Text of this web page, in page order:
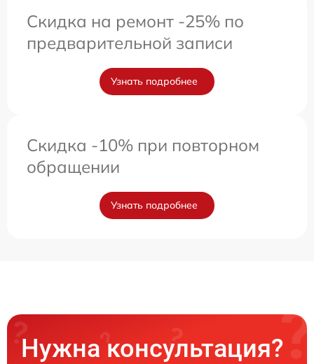
Скидка на ремонт -25% по
предварительной записи
Узнать подробнее
Скидка -10% при повторном
обращении
Узнать подробнее
Нужна консультация?